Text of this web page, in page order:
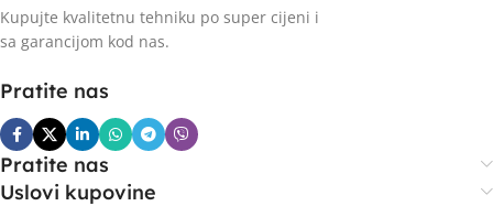
Kupujte kvalitetnu tehniku po super cijeni i
sa garancijom kod nas.
Pratite nas
Pratite nas
Uslovi kupovine